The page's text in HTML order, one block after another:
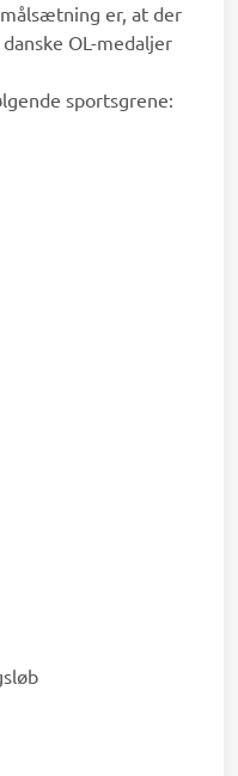
er, at der
OL-medaljer
sportsgrene: